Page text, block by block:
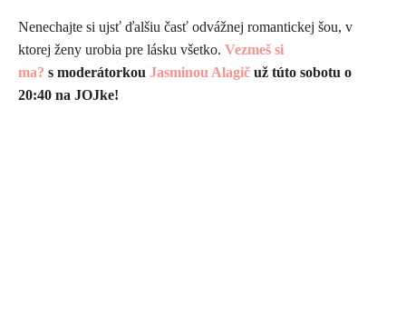
Nenechajte si ujsť ďalšiu časť odvážnej romantickej šou, v
ktorej ženy urobia pre lásku všetko. Vezmeš si
ma? s moderátorkou Jasminou Alagič už túto sobotu o
20:40 na JOJke!